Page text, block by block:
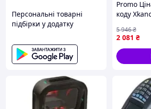
Персональні товарні
підбірки у додатку
Promo
коду
2 081 ₴
5 946₴